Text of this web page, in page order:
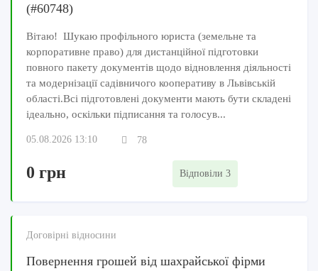
(#60748)
Вітаю! Шукаю профільного юриста (земельне та
корпоративне право) для дистанційної підготовки
повного пакету документів щодо відновлення діяльності
та модернізації садівничого кооперативу в Львівській
області.Всі підготовлені документи мають бути складені
ідеально, оскільки підписання та голосув...
05.08.2026 13:10 78
0 грн Відповіли 3
Договірні відносини
Повернення грошей від шахрайської фірми